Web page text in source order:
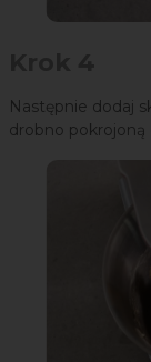
Następnie dodaj
drobno pokrojoną